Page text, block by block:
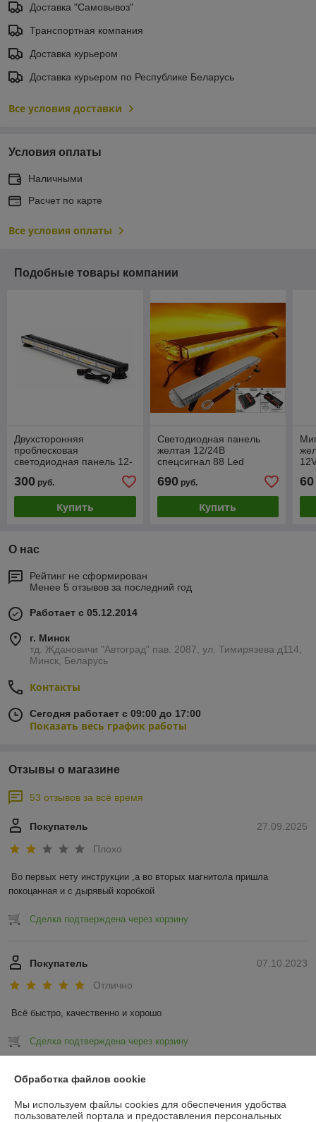
Доставка "Самовывоз"
Транспортная компания
Доставка курьером
Доставка курьером по Республике Беларусь
Все условия доставки
Условия оплаты
Наличными
Расчет по карте
Все условия оплаты
Подобные товары компании
Двухсторонняя
проблесковая
светодиодная панель 12-
300 руб.
Купить
Светодиодная панель
желтая 12/24В
спецсигнал 88 Led
690руб.
Купить
60
О нас
Рейтинг не сформирован
Менее 5 отзывов за последний год
Работает с 05.12.2014
г. Минск
тд. Ждановичи "Автоград" пав. 2087, ул. Тимирязева д114,
Минск, Беларусь
Контакты
Сегодня работает с 09:00 до 17:00
Показать весь график работы
Отзывы о магазине
53 отзывов за всё время
27.09.2025
Покупатель
Плохо
Во первых нету инструкции ,а во вторых магнитола пришла
покоцанная и с дырявый коробкой
Сделка подтверждена через корзину
07.10.2023
Покупатель
Отлично
Всё быстро, качественно и хорошо
Сделка подтверждена через корзину
Показать все отзывы
Обработка файлов cookie
Мы используем файлы cookies для обеспечения удобства
пользователей портала и предоставления персональных